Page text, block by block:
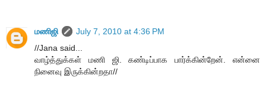
மணிஜி
July 7, 2010 at 4:36 PM
//Jana said...
வாழ்த்துக்கள் மணி ஜி. கண்டிப்பாக பார்க்கின்றேன். என்னை
நினைவு இருக்கின்றதா//